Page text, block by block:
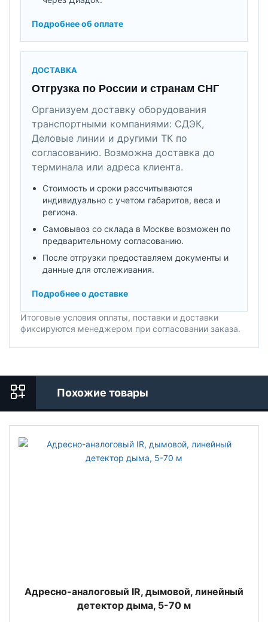
Подробнее об оплате
ДОСТАВКА
Отгрузка по России и странам СНГ
Организуем доставку оборудования
транспортными компаниями: СДЭК,
Деловые линии и другими ТК по
согласованию. Возможна доставка до
терминала или адреса клиента.
Стоимость и сроки рассчитываются
индивидуально с учетом габаритов, веса и
региона.
Самовывоз со склада в Москве возможен по
предварительному согласованию.
После отгрузки предоставляем документы и
данные для отслеживания.
Подробнее о доставке
Итоговые условия оплаты, поставки и доставки
фиксируются менеджером при согласовании заказа.
Похожие товары
Адресно-аналоговый IR, дымовой, линейный
детектор дыма, 5-70 м